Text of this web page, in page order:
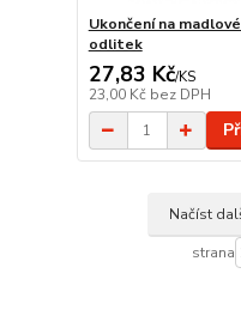
Ukončení na
odlitek
27,83 Kč/KS
23,00 Kč bez DPH
Načíst
strana